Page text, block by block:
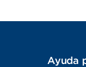
Ayuda